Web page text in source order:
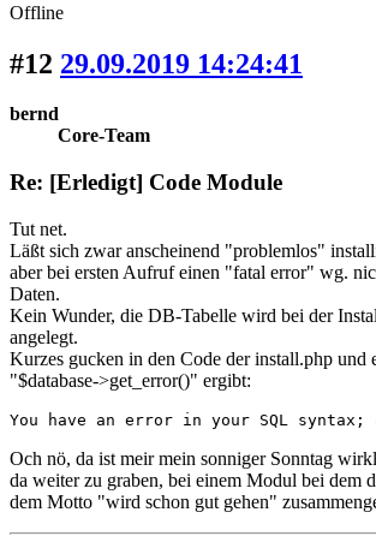
Offline
#12 29.09.2019 14:24:41
bernd
Core-Team
Re: [Erledigt] Code Module
Tut net.
Läßt sich zwar anscheinend "problemlos"
aber bei ersten Aufruf einen "fatal error" wg.
Daten.
Kein Wunder, die DB-Tabelle wird bei der
angelegt.
Kurzes gucken in den Code der install.php und
"$database->get_error()" ergibt:
You have an error in your SQL syntax;
Och nö, da ist meir mein sonniger Sonntag
da weiter zu graben, bei einem Modul bei dem
dem Motto "wird schon gut gehen"